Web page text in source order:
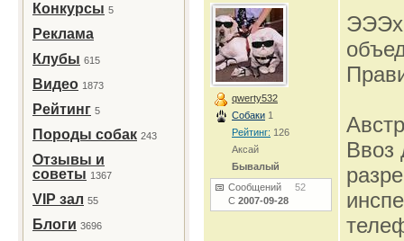
Конкурсы 5
Реклама
Клубы 615
Видео 1873
Рейтинг 5
Породы собак 243
Отзывы и
советы 1367
VIP зал 55
Блоги 3696
qwerty532
Собаки 1
Рейтинг: 126
Аксай
Бывалый
Сообщений 52
С 2007-09-28
Ввоз